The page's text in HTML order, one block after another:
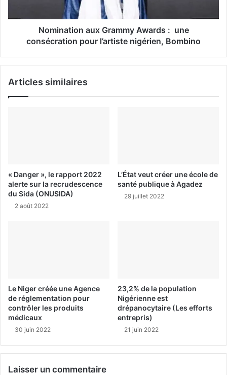
Nomination aux Grammy Awards : une
consécration pour l’artiste nigérien, Bombino
Articles similaires
« Danger », le rapport 2022
alerte sur la recrudescence
du Sida (ONUSIDA)
2 août 2022
L’État veut créer une école de
santé publique à Agadez
29 juillet 2022
Le Niger créée une Agence
de réglementation pour
contrôler les produits
médicaux
30 juin 2022
23,2% de la population
Nigérienne est
drépanocytaire (Les efforts
entrepris)
21 juin 2022
Laisser un commentaire